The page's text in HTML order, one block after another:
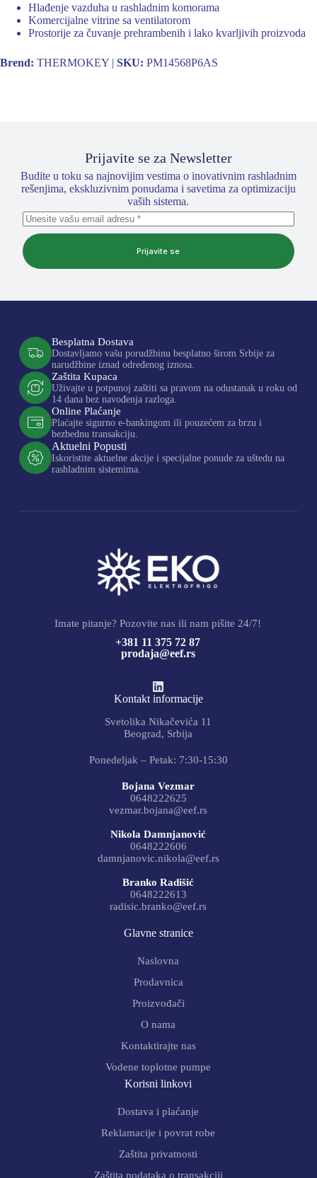
Hlađenje vazduha u rashladnim komorama
Komercijalne vitrine sa ventilatorom
Prostorije za čuvanje prehrambenih i lako kvarljivih proizvoda
Brend: THERMOKEY | SKU: PM14568P6AS
Prijavite se za Newsletter
Budite u toku sa najnovijim vestima o inovativnim rashladnim
rešenjima, ekskluzivnim ponudama i savetima za optimizaciju
vaših sistema.
Prijavite se
Besplatna Dostava
Dostavljamo vašu porudžbinu besplatno širom Srbije za
narudžbine iznad određenog iznosa.
Zaštita Kupaca
Uživajte u potpunoj zaštiti sa pravom na odustanak u roku od
14 dana bez navođenja razloga.
Online Plaćanje
Plaćajte sigurno e-bankingom ili pouzećem za brzu i
bezbednu transakciju.
Aktuelni Popusti
Iskoristite aktuelne akcije i specijalne ponude za uštedu na
rashladnim sistemima.
Imate pitanje? Pozovite nas ili nam pišite 24/7!
+381 11 375 72 87
prodaja@eef.rs
Kontakt informacije
Svetolika Nikačevića 11
Beograd, Srbija
Ponedeljak – Petak: 7:30-15:30
Bojana Vezmar
0648222625
vezmar.bojana@eef.rs
Nikola Damnjanović
0648222606
damnjanovic.nikola@eef.rs
Branko Radišić
0648222613
radisic.branko@eef.rs
Glavne stranice
Naslovna
Prodavnica
Proizvođači
O nama
Kontaktirajte nas
Vodene toplotne pumpe
Korisni linkovi
Dostava i plaćanje
Reklamacije i povrat robe
Zaštita privatnosti
Zaštita podataka o transakciji